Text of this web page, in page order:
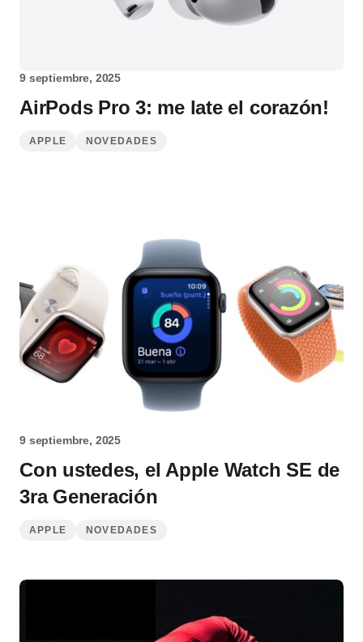
9 septiembre, 2025
AirPods Pro 3: me late el corazón!
APPLE NOVEDADES
9 septiembre, 2025
Con ustedes, el Apple Watch SE de
3ra Generación
APPLE NOVEDADES